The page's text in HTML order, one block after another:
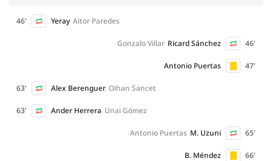
46' Yeray Aitor Paredes
46'
Ricard Sánchez
Gonzalo Villar
47'
Antonio Puertas
63' Alex Berenguer Oihan Sancet
63' Ander Herrera Unai Gómez
65'
M. Uzuni
Antonio Puertas
66'
B. Méndez